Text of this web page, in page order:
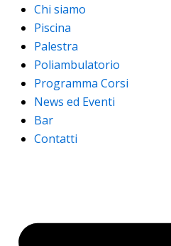
Chi siamo
Piscina
Palestra
Poliambulatorio
Programma Corsi
News ed Eventi
Bar
Contatti